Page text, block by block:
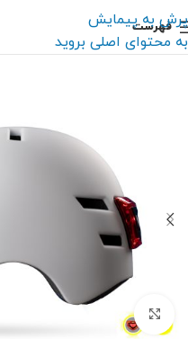
پرش به پیمایش
به محتوای اصلی بروید
فهرست
بزرگنمایی تصویر